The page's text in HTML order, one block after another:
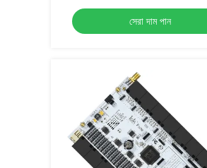
Extreme Temperature Range -
সেরা দাম পান